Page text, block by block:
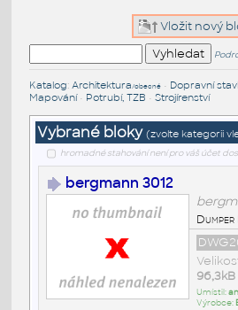
Vložit nový
Katalog: Architektura/obecné• Dopravní
Mapování• Potrubí, TZB • Strojírenství
Vybrané bloky (zvolte kategorii
hromadné stahování není pro váš účet
bergmann 3012
96,3kB
Umístil:
Výrobce: